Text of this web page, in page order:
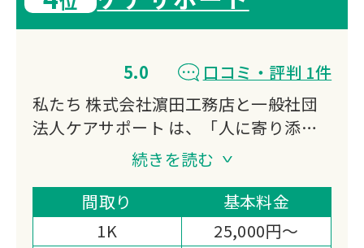
5.0
口コミ・評判 1件
私たち 株式会社濵田工務店と一般社団
法人ケアサポート は、「人に寄り添
い、暮らしに寄り添う存在でありたい」
という想いを胸に、地域に根差したサー
ビスを大切に育んでまいりました。
終活相談や遺品整理、特殊清掃、リフォ
続きを読む
間取り
基本料金
1K
25,000円～